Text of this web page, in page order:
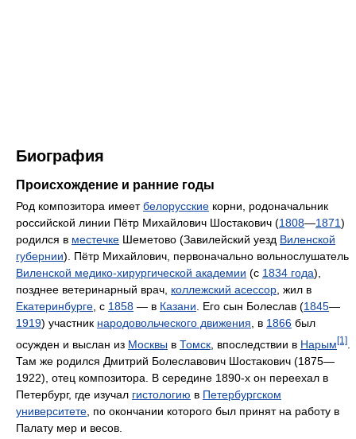
Биография
Происхождение и ранние годы
Род композитора имеетбелорусские корни, родоначальник
российской линии Пётр Михайлович Шостакович (1808—1871)
родился в местечке Шеметово (Завилейский уезд Виленской
губернии). Пётр Михайлович, первоначально вольнослушатель
Виленской медико-хирургической академии (с 1834 года),
позднее ветеринарный врач, коллежский асессор , жил в
Екатеринбурге , с 1858 — в Казани . Его сын Болеслав (1845—
1919) участник народовольческого движения , в 1866 был
осужден и выслан из Москвы в Томск , впоследствии в Нарым[1]
Там же родился Дмитрий Болеславович Шостакович (1875—
1922), отец композитора. В середине 1890-х он переехал в
Петербург, где изучал гистологию в Петербургском
университете , по окончании которого был принят на работу в
Палату мер и весов.